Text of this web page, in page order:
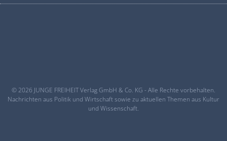
© 2026 JUNGE FREIHEIT Verlag GmbH & Co. KG - Alle Rechte vorbehalten.
Nachrichten aus Politik und Wirtschaft sowie zu aktuellen Themen aus Kultur
und Wissenschaft.